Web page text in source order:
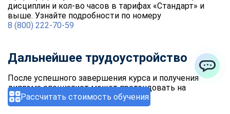
Рассчитать стоимость обучения
дисциплин и кол-во часов в тарифах «Стандарт» и
выше. Узнайте подробности по номеру
8 (800) 222-70-59
Дальнейшее трудоустройство
После успешного завершения курса и получения
диплома специалист может претендовать на
следующие должности:
ChatApp